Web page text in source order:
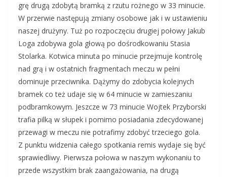
grę drugą zdobytą bramką z rzutu rożnego w 33 minucie.
W przerwie następują zmiany osobowe jak i w ustawieniu
naszej drużyny. Tuż po rozpoczęciu drugiej połowy Jakub
Loga zdobywa gola głową po dośrodkowaniu Stasia
Stolarka. Kotwica minuta po minucie przejmuje kontrolę
nad grą i w ostatnich fragmentach meczu w pełni
dominuje przeciwnika. Dążymy do zdobycia kolejnych
bramek co też udaje się w 64 minucie w zamieszaniu
podbramkowym. Jeszcze w 73 minucie Wojtek Przyborski
trafia pilką w słupek i pomimo posiadania zdecydowanej
przewagi w meczu nie potrafimy zdobyć trzeciego gola.
Z punktu widzenia całego spotkania remis wydaje się być
sprawiedliwy. Pierwsza połowa w naszym wykonaniu to
przede wszystkim brak zaangażowania, na drugą